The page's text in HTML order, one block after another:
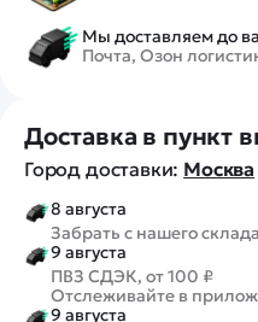
Мы доставляем до
Почта, Озон
Доставка в пункт
Город доставки: Москва
8 августа
Забрать с нашего
9 августа
ПВЗ СДЭК, от 100 ₽
Отслеживайте в
9 августа